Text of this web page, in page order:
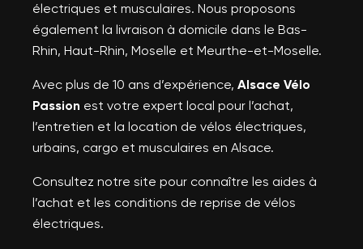
électriques et musculaires. Nous proposons
également la livraison à domicile dans le Bas-
Rhin, Haut-Rhin, Moselle et Meurthe-et-Moselle.
Avec plus de 10 ans d’expérience, Alsace Vélo
Passion est votre expert local pour l’achat,
l’entretien et la location de vélos électriques,
urbains, cargo et musculaires en Alsace.
Consultez notre site pour connaître les aides à
l’achat et les conditions de reprise de vélos
électriques.